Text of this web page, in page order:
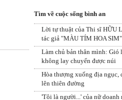
Tìm về cuộc sống bình an
Lời tự thuật của Thi sĩ HỮU
tác giả "MÀU TÍM HOA SIM"
Làm chủ bản thân mình: Gió
không lay chuyển được núi
Hòa thượng xuống địa ngục,
lên thiên đường
'Tôi là người...' của nữ doanh
Vạn Nẻo Đường lần 6
Ngày Phật thành đạo là dấu ấn quan
trong lịch sử nhân loại
Tâm Nhân Đạo Hoa Sen"